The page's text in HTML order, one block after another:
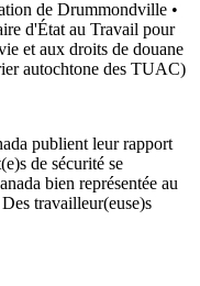
de Drummondville •
d'État au Travail pour
et aux droits de douane
autochtone des TUAC)
publient leur rapport
de sécurité se
bien représentée au
travailleur(euse)s